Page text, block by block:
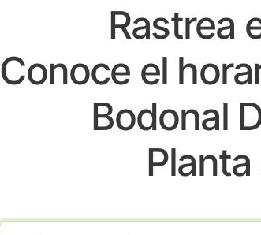
Rastrea
Conoce el
Bodonal